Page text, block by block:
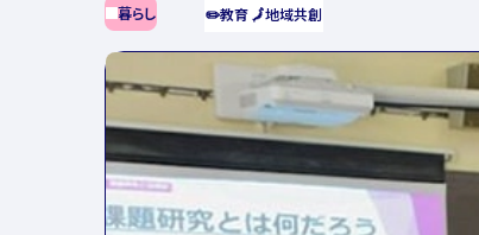
暮らし ✏️教育🗾地域共創